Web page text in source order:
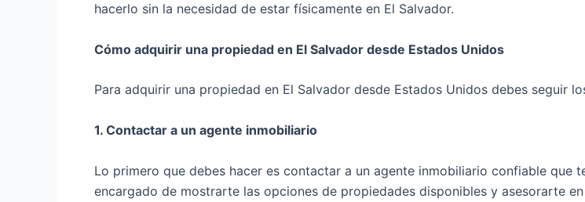
hacerlo sin la necesidad de estar físicamente en El Salvador.
Cómo adquirir una propiedad en El Salvador desde Estados Unidos
Para adquirir una propiedad en El Salvador desde Estados Unidos debes seguir
1. Contactar a un agente inmobiliario
Lo primero que debes hacer es contactar a un agente inmobiliario confiable que
encargado de mostrarte las opciones de propiedades disponibles y asesorarte